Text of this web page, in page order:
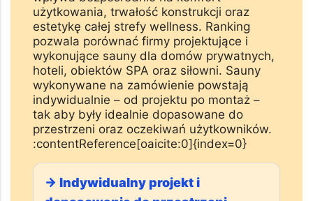
Wybórproducenta sauny na wymiar
wpływa bezpośrednio na komfort
użytkowania, trwałość konstrukcji oraz
estetykę całej strefy wellness. Ranking
pozwala porównać firmy projektujące i
wykonujące sauny dla domów prywatnych,
hoteli, obiektów SPA oraz siłowni. Sauny
wykonywane na zamówienie powstają
indywidualnie – od projektu po montaż –
tak aby były idealnie dopasowane do
:contentReference[oaicite:0]{index=0}